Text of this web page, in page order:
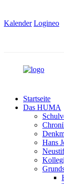
Kalender Logineo
Startseite
Das HUMA
Hans